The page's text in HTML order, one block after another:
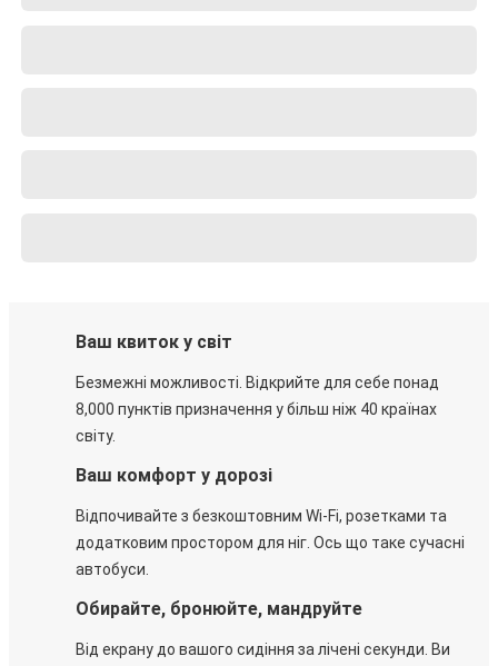
Ваш квиток у світ
Безмежні можливості. Відкрийте для себе понад
8,000 пунктів призначення у більш ніж 40 країнах
світу.
Ваш комфорт у дорозі
Відпочивайте з безкоштовним Wi-Fi, розетками та
додатковим простором для ніг. Ось що таке сучасні
автобуси.
Обирайте, бронюйте, мандруйте
Від екрану до вашого сидіння за лічені секунди. Ви